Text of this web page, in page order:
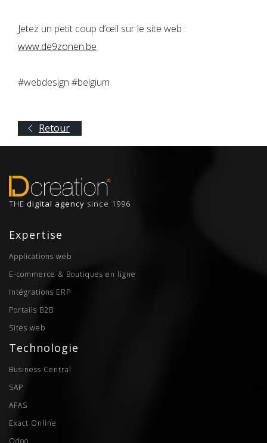
Jetez un petit coup d’œil sur le site web :
www.de9zonen.be
#webdesign #belgium
Retour
THE digital agency since 1996
Expertise
Applications web
E-commerce & Boutiques en ligne
Intégrations ERP
Portails B2B
Sites web
Technologie
Business Central
SAP
AFAS
Exact Online
Odoo